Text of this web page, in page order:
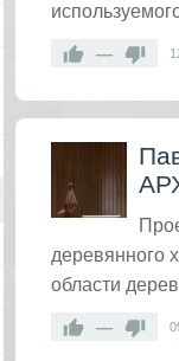
—
деревянного
области
—